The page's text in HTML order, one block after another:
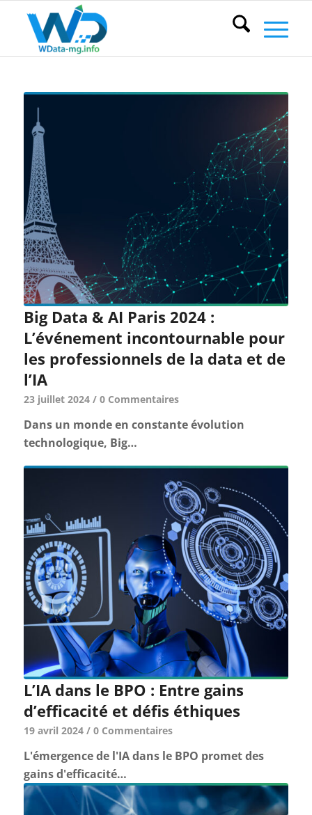
Big Data & AI Paris 2024 :
L’événement incontournable pour
les professionnels de la data et de
l’IA
23 juillet 2024 / 0 Commentaires
Dans un monde en constante évolution
technologique, Big…
L’IA dans le BPO : Entre gains
d’efficacité et défis éthiques
19 avril 2024 / 0 Commentaires
L'émergence de l'IA dans le BPO promet des
gains d'efficacité…